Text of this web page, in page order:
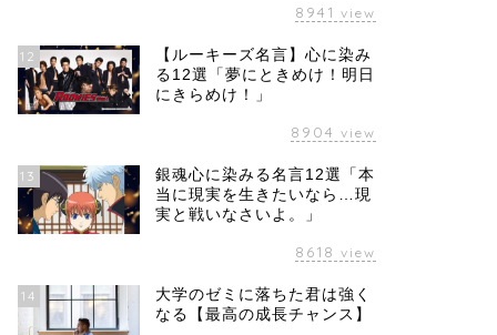
8941 view
12
【ルーキーズ名言】心に染み
る12選「夢にときめけ！明日
にきらめけ！」
8904 view
13
銀魂心に染みる名言12選「本
当に現実を生きたいなら…現
実と戦いなさいよ。」
8618 view
14
大学のゼミに落ちた君は強く
なる【最高の成長チャンス】